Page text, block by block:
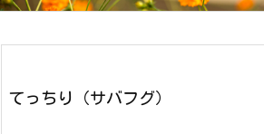
てっちり（サバフグ）